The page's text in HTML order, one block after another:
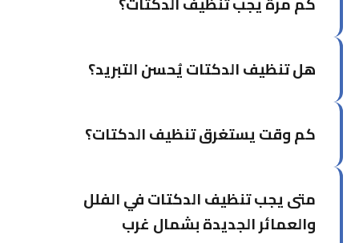
للاستخدام السكني العادي. للمباني التجارية أو التي
هل تنظيف الدكتات يُحسن التبريد؟
وكفاءة التبريد بشكل ملحوظ وقد تُخفض فاتورة
كم وقت يستغرق تنظيف الدكتات؟
4 ساعات، بينما المباني الكبيرة تحتاج يوماً كاملاً أو
أكثر.
متى يجب تنظيف الدكتات في الفلل
والعمائر الجديدة بشمال غرب